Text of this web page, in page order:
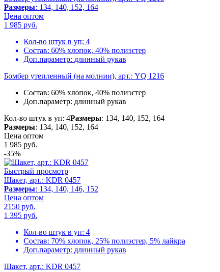
Размеры: 134, 140, 152, 164
Цена оптом
1 985 руб.
Кол-во штук в уп: 4
Состав: 60% хлопок, 40% полиэстер
Доп.параметр: длинный рукав
Бомбер утепленный (на молнии), арт.: YQ 1216
Состав: 60% хлопок, 40% полиэстер
Доп.параметр: длинный рукав
Кол-во штук в уп: 4Размеры: 134, 140, 152, 164
Размеры: 134, 140, 152, 164
Цена оптом
1 985 руб.
-35%
Быстрый просмотр
Шакет, арт.: KDR 0457
Размеры: 134, 140, 146, 152
Цена оптом
2150 руб.
1 395 руб.
Кол-во штук в уп: 4
Состав: 70% хлопок, 25% полиэстер, 5% лайкра
Доп.параметр: длинный рукав
Шакет, арт.: KDR 0457